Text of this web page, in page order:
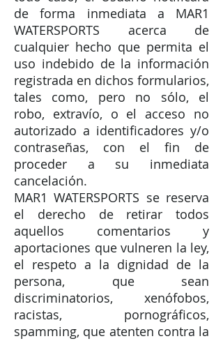
de forma inmediata a MAR1
WATERSPORTS acerca de
cualquier hecho que permita el
uso indebido de la información
registrada en dichos formularios,
tales como, pero no sólo, el
robo, extravío, o el acceso no
autorizado a identificadores y/o
contraseñas, con el fin de
proceder a su inmediata
cancelación.
MAR1 WATERSPORTS se reserva
el derecho de retirar todos
aquellos comentarios y
aportaciones que vulneren la ley,
el respeto a la dignidad de la
persona, que sean
discriminatorios, xenófobos,
racistas, pornográficos,
spamming, que atenten contra la